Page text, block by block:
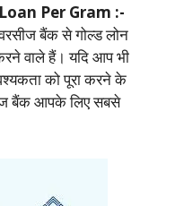
Per Gram :-
बैंक से गोल्ड लोन
वाले हैं। यदि आप भी
को पूरा करने के
बैंक आपके लिए सबसे